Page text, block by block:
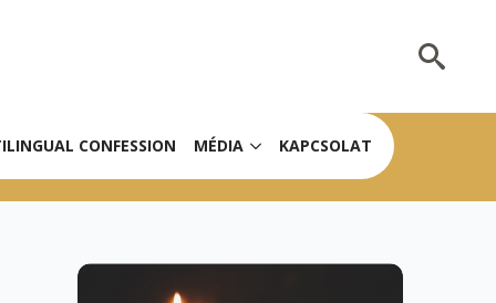
CONFESSION MÉDIA KAPCSOLAT